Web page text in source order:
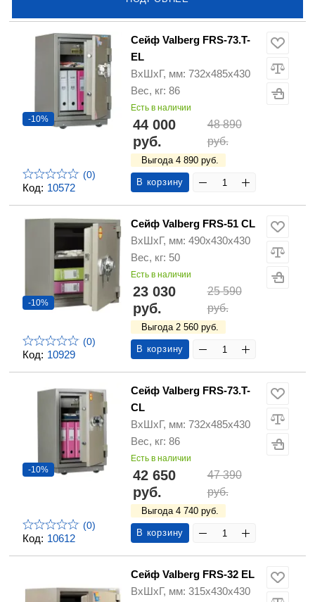
Код: 10572
-10%
(0)
Сейф Valberg FRS-73.T-
EL
ВхШхГ, мм: 732х485х430
Вес, кг: 86
Есть в наличии
44 000
руб.
48 890
руб.
Выгода 4 890 руб.
В корзину
Код: 10929
-10%
(0)
Сейф Valberg FRS-51 CL
ВхШхГ, мм: 490х430х430
Вес, кг: 50
Есть в наличии
23 030
руб.
25 590
руб.
Выгода 2 560 руб.
В корзину
Код: 10612
-10%
(0)
Сейф Valberg FRS-73.T-
CL
ВхШхГ, мм: 732х485х430
Вес, кг: 86
Есть в наличии
42 650
руб.
47 390
руб.
Выгода 4 740 руб.
В корзину
Сейф Valberg FRS-32 EL
ВхШхГ, мм: 315х430х430